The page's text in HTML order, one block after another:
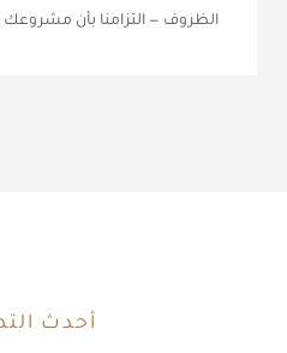
الظروف — التزامنا بأن
أحدث